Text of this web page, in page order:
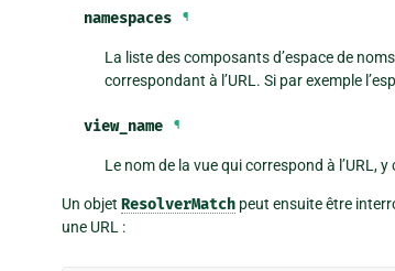
namespaces ¶
La liste des composants d’espace de
correspondant à l’URL. Si par exemple
view_name ¶
Le nom de la vue qui correspond à l’URL,
Un objet ResolverMatch peut ensuite être
une URL :